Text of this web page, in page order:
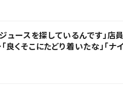
ースを探しているんです」店員
そこにたどり着いたな」「ナイ